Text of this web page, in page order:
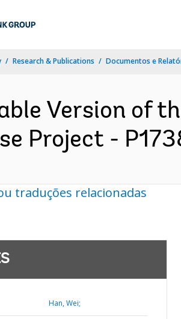
Research & Publications Documentos e
Version of
Project -
traduções relacionadas
Han, Wei;